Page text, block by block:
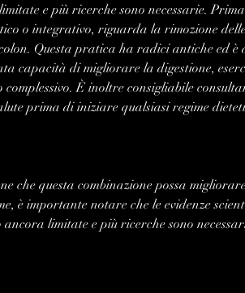
e più ricerche sono necessarie.
o integrativo, riguarda la rimozione
Questa pratica ha radici antiche ed è
capacità di migliorare la digestione,
complessivo. È inoltre consigliabile
prima di iniziare qualsiasi regime
che questa combinazione possa
è importante notare che le evidenze
ancora limitate e più ricerche sono